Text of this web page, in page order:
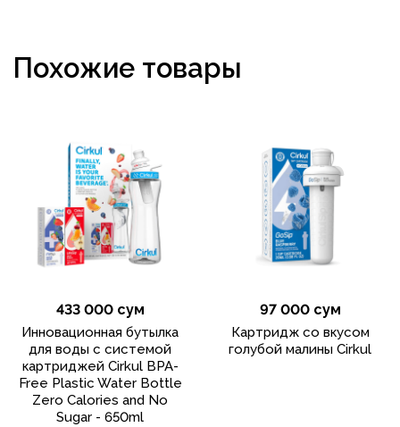
Похожие товары
433 000 сум
Инновационная бутылка
для воды с системой
картриджей Cirkul BPA-
Free Plastic Water Bottle
Zero Calories and No
Sugar - 650ml
97 000 сум
Картридж со вкусом
голубой малины Cirkul